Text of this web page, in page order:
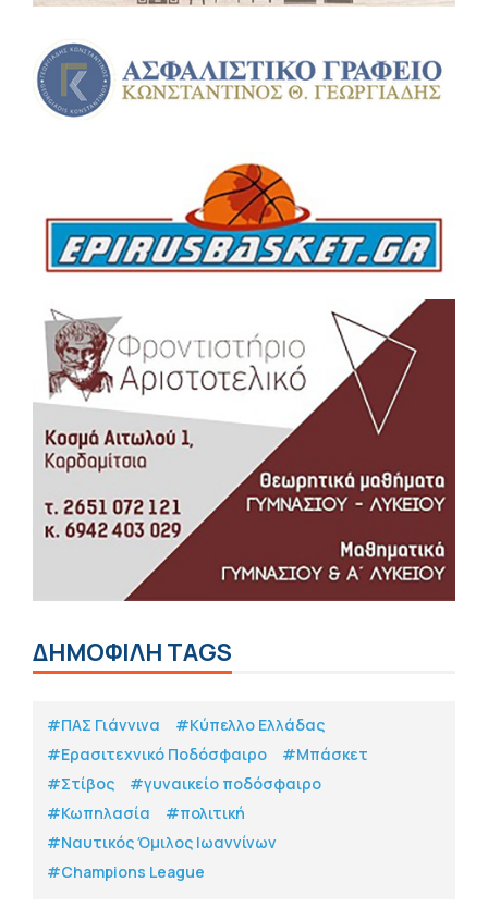
ΔΗΜΟΦΙΛΗ TAGS
#ΠΑΣ Γιάννινα
#Κύπελλο Ελλάδας
#Eρασιτεχνικό Ποδόσφαιρο
#Μπάσκετ
#Στίβος
#γυναικείο ποδόσφαιρο
#Κωπηλασία
#πολιτική
#Ναυτικός Όμιλος Ιωαννίνων
#Champions League